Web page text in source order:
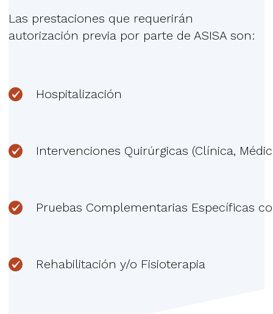
Las prestaciones que requerirán
autorización previa por parte de ASISA son:
Hospitalización
Intervenciones Quirúrgicas (Clínica,
Pruebas Complementarias Específicas
Rehabilitación y/o Fisioterapia